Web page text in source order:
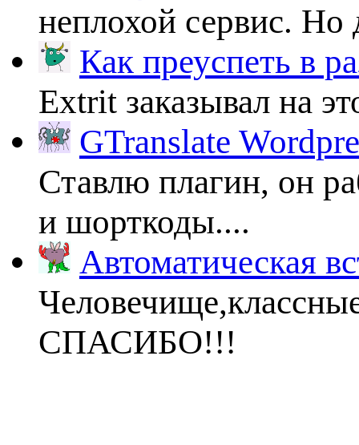
неплохой сервис.
Как преуспеть в
Extrit заказывал на
GTranslate
Ставлю плагин, он
и шорткоды....
Автоматическая
СПАСИБО!!!